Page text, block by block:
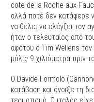
cote de la Roche-aux-
αλλά ποτέ δεν κατάφερε
να θέλει να ελέγξει τον
ήταν ο τελευταίος από
αφότου ο Tim Wellens
μόλις 9 χιλιόμετρα πριν
Ο Davide Formolo
κατάβαση και άνοιξε τη